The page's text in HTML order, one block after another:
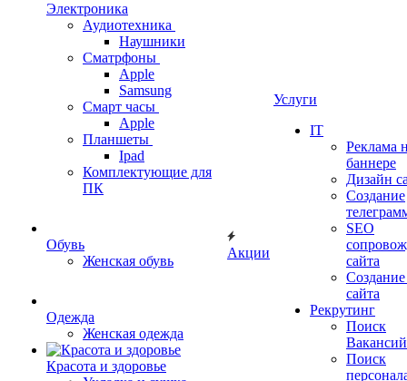
Электроника
Аудиотехника
Наушники
Сматрфоны
Apple
Samsung
Смарт часы
Apple
Планшеты
Ipad
Комплектующие для
ПК
Обувь
Женская обувь
Одежда
Женская одежда
Красота и здоровье
Акции
Услуги
IT
Реклама
баннере
Дизайн
Создание
SEO
сайта
сайта
Рекрутинг
Поиск
Вакансий
Поиск